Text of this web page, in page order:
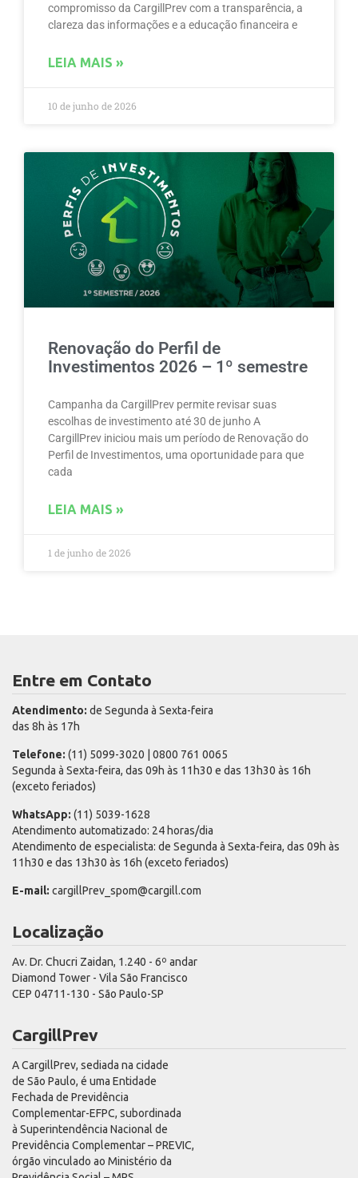
compromisso da CargillPrev com a transparência, a
clareza das informações e a educação financeira e
LEIA MAIS »
10 de junho de 2026
Renovação do Perfil de
Investimentos 2026 – 1º semestre
Campanha da CargillPrev permite revisar suas
escolhas de investimento até 30 de junho A
CargillPrev iniciou mais um período de Renovação do
Perfil de Investimentos, uma oportunidade para que
cada
LEIA MAIS »
1 de junho de 2026
Entre em Contato
Atendimento: de Segunda à Sexta-feira
das 8h às 17h
Telefone: (11) 5099-3020 | 0800 761 0065
Segunda à Sexta-feira, das 09h às 11h30 e das 13h30 às 16h
(exceto feriados)
WhatsApp: (11) 5039-1628
Atendimento automatizado: 24 horas/dia
Atendimento de especialista: de Segunda à Sexta-feira, das 09h às
11h30 e das 13h30 às 16h (exceto feriados)
E-mail: cargillPrev_spom@cargill.com
Localização
Av. Dr. Chucri Zaidan, 1.240 - 6º andar
Diamond Tower - Vila São Francisco
CEP 04711-130 - São Paulo-SP
CargillPrev
A CargillPrev, sediada na cidade
de São Paulo, é uma Entidade
Fechada de Previdência
Complementar-EFPC, subordinada
à Superintendência Nacional de
Previdência Complementar – PREVIC,
órgão vinculado ao Ministério da